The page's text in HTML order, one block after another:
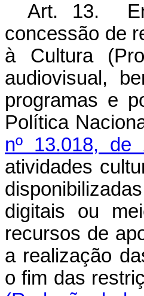
Art. 13.
concessão de
à Cultura
audiovisual,
programas e
Política
nº 13.018,
atividades
digitais ou
recursos de
a realização
o fim das